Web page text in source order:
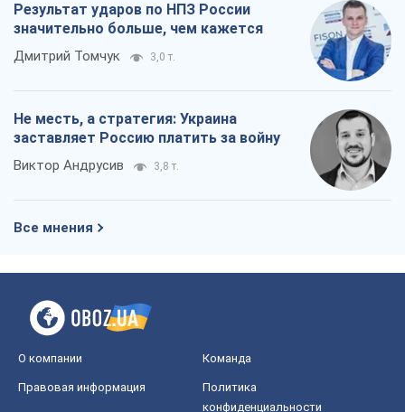
Результат ударов по НПЗ России
значительно больше, чем кажется
Дмитрий Томчук 3,0 т.
Не месть, а стратегия: Украина
заставляет Россию платить за войну
Виктор Андрусив 3,8 т.
Все мнения
О компании Команда
Правовая информация
Политика
конфиденциальности